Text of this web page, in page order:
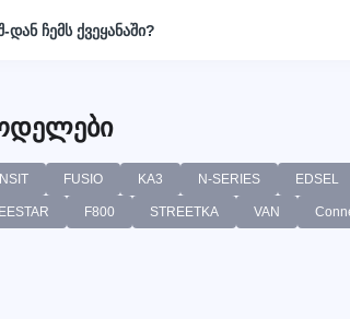
ჩემს ქვეყანაში?
FUSIO KA3 N-SERIES EDSEL
F800 STREETKA VAN